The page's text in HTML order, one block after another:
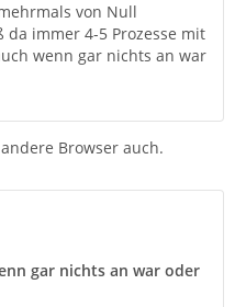
von Null
da immer 4-5 Prozesse mit
wenn gar nichts an war
Browser auch.
gar nichts an war oder